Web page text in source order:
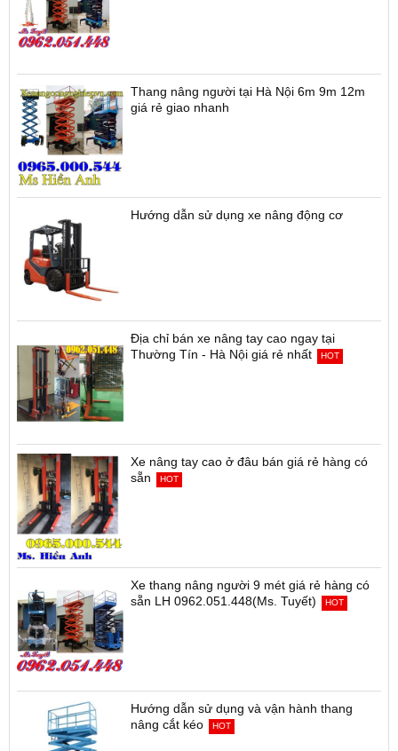
Thang nâng người tại Hà Nội 6m 9m 12m
giá rẻ giao nhanh
Hướng dẫn sử dụng xe nâng động cơ
Địa chỉ bán xe nâng tay cao ngay tại
Thường Tín - Hà Nội giá rẻ nhất
HOT
Xe nâng tay cao ở đâu bán giá rẻ hàng có
sẵn
HOT
Xe thang nâng người 9 mét giá rẻ hàng có
sẵn LH 0962.051.448(Ms. Tuyết)
HOT
Hướng dẫn sử dụng và vận hành thang
nâng cắt kéo
HOT